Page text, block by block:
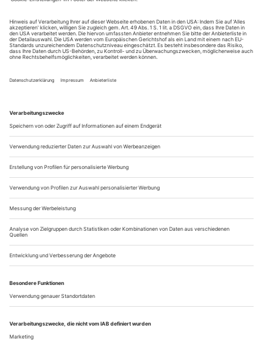
Das Gruselhaus
Schönberg/Martin: Warten auf heute
FRANKFURT | OPER
Die Einschätzung war triftig: Als «Apokalypse im
Oper Frankfurt uraufgeführten Einakter «Von heute auf
morgen». Arnold Schönbergs Beitrag zum seinerzeit
avancierten Zeitoperngenre, der in drastischen Farben die
Ehekrise eines einander entfremdeten Paares schildert, bildete
nun am gleichen Ort die Exposition...
Was kommt... März 2022
Poetische Bilderwelten
Der strenge Blick täuscht. Im Gespräch zeigt sich Bibi Abel,
die freie Kunst studierte, um dann den kühnen Weg als
Multimedia-Entwicklerin einzuschlagen (und Teil des
Künstler-Duos «fuck yourself» war) von ihrer charmantesten
Seite, die einhergeht mit einem erkennbaren Hang zur
Melancholie. So sind auch ihre Videos, die sie für
Schauspiel-...